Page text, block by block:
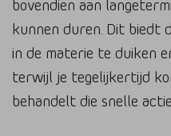
bovendien aan
kunnen duren. Dit biedt
in de materie te duiken
terwijl je tegelijkertijd
behandelt die snelle